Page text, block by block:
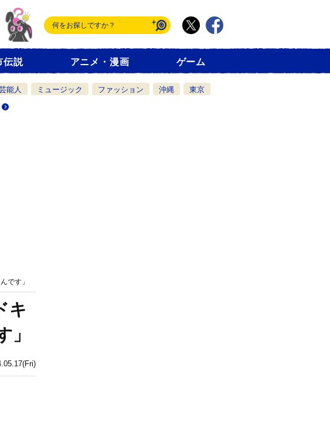
伝説 アニメ・漫画 ゲーム
能人 ミュージック ファッション 沖縄
東京
です」
キ